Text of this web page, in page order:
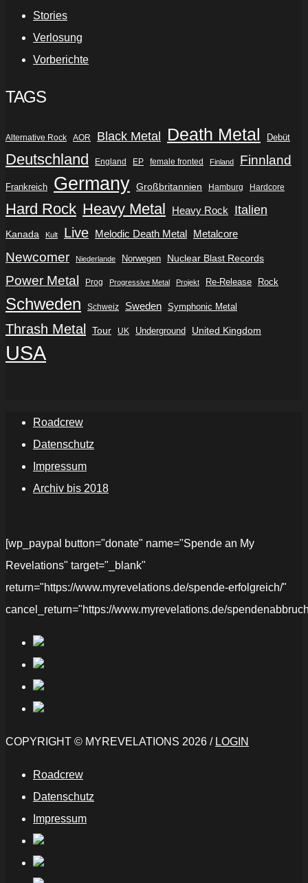
Stories
Verlosung
Vorberichte
TAGS
Alternative Rock AOR Black Metal Death Metal Debüt
Deutschland England EP female fronted Finland Finnland
Frankreich Germany Großbritannien Hamburg Hardcore
Hard Rock Heavy Metal Heavy Rock Italien
Kanada Kult Live Melodic Death Metal Metalcore
Newcomer Niederlande Norwegen Nuclear Blast Records
Power Metal Prog Progressive Metal Projekt Re-Release Rock
Schweden Schweiz Sweden Symphonic Metal
Thrash Metal Tour UK Underground United Kingdom
USA
Roadcrew
Datenschutz
Impressum
Archiv bis 2018
[wp_paypal button="donate" name="Spende an My
Revelations" target="_blank"
return="https://www.myrevelations.de/spende-erfolgreich/"
cancel_return="https://www.myrevelations.de/
COPYRIGHT © MYREVELATIONS 2026 / LOGIN
Roadcrew
Datenschutz
Impressum